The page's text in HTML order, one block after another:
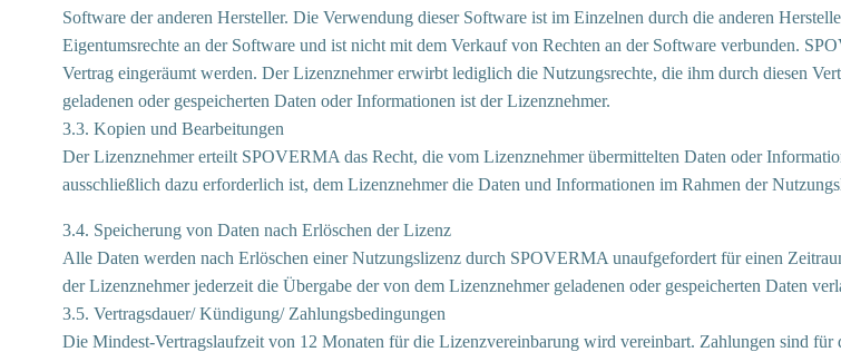
Software der anderen Hersteller. Die Verwendung dieser Software ist im Einzelnen durch die anderen
Eigentumsrechte an der Software und ist nicht mit dem Verkauf von Rechten an der Software verbunden.
Vertrag eingeräumt werden. Der Lizenznehmer erwirbt lediglich die Nutzungsrechte, die ihm durch diesen
geladenen oder gespeicherten Daten oder Informationen ist der Lizenznehmer.
3.3. Kopien und Bearbeitungen
Der Lizenznehmer erteilt SPOVERMA das Recht, die vom Lizenznehmer übermittelten Daten oder
ausschließlich dazu erforderlich ist, dem Lizenznehmer die Daten und Informationen im Rahmen der
3.4. Speicherung von Daten nach Erlöschen der Lizenz
Alle Daten werden nach Erlöschen einer Nutzungslizenz durch SPOVERMA unaufgefordert für einen
der Lizenznehmer jederzeit die Übergabe der von dem Lizenznehmer geladenen oder gespeicherten Daten
3.5. Vertragsdauer/ Kündigung/ Zahlungsbedingungen
Die Mindest-Vertragslaufzeit von 12 Monaten für die Lizenzvereinbarung wird vereinbart. Zahlungen sind